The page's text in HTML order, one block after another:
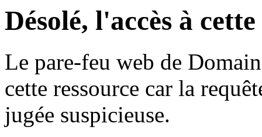
Désolé, l'accès à
Le pare-feu web de
cette ressource car la
jugée suspicieuse.